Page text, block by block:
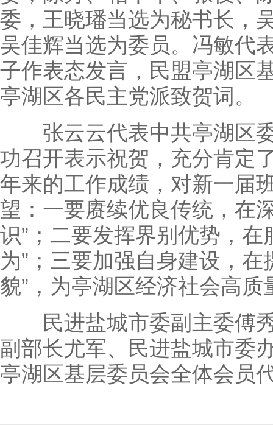
委，王晓璠当选为秘书长，
吴佳辉当选为委员。冯敏代
子作表态发言，民盟亭湖区
亭湖区各民主党派致贺词。
张云云代表中共亭湖区委
功召开表示祝贺，充分肯定
年来的工作成绩，对新一届
望：一要赓续优良传统，在
识”；二要发挥界别优势，
为”；三要加强自身建设，
貌”，为亭湖区经济社会高
民进盐城市委副主委傅秀
副部长尤军、民进盐城市委
亭湖区基层委员会全体会员